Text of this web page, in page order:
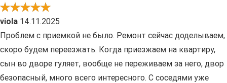
viola 14.11.2025
Проблем с приемкой не было. Ремонт сейчас доделываем,
скоро будем переезжать. Когда приезжаем на квартиру,
сын во дворе гуляет, вообще не переживаем за него, двор
безопасный, много всего интересного. С соседями уже